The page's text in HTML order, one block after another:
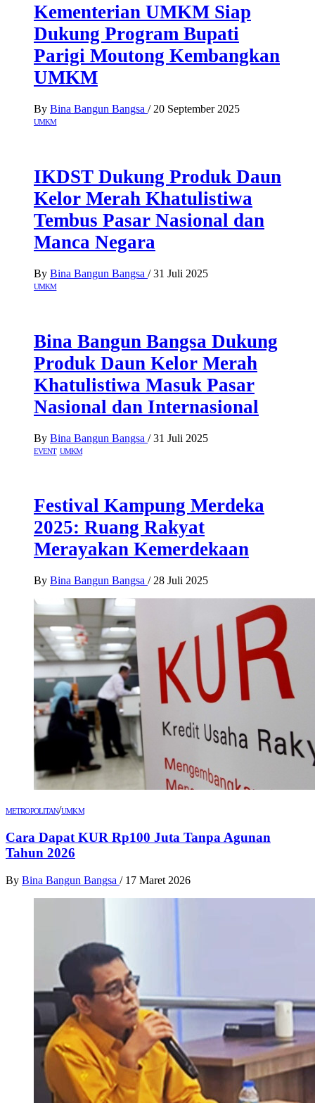
Kementerian UMKM Siap
Dukung Program Bupati
Parigi Moutong Kembangkan
UMKM
By Bina Bangun Bangsa / 20 September 2025
UMKM
IKDST Dukung Produk Daun
Kelor Merah Khatulistiwa
Tembus Pasar Nasional dan
Manca Negara
By Bina Bangun Bangsa / 31 Juli 2025
UMKM
Bina Bangun Bangsa Dukung
Produk Daun Kelor Merah
Khatulistiwa Masuk Pasar
Nasional dan Internasional
By Bina Bangun Bangsa / 31 Juli 2025
EVENT UMKM
Festival Kampung Merdeka
2025: Ruang Rakyat
Merayakan Kemerdekaan
By Bina Bangun Bangsa / 28 Juli 2025
METROPOLITAN/UMKM
Cara Dapat KUR Rp100 Juta Tanpa Agunan
Tahun 2026
By Bina Bangun Bangsa / 17 Maret 2026